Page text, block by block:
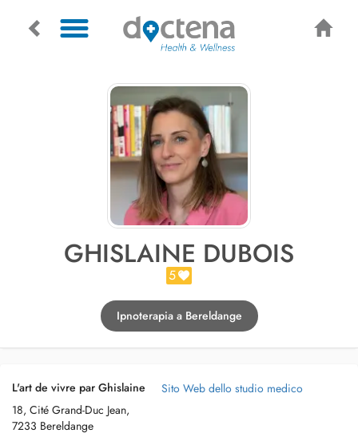
GHISLAINE DUBOIS
5
Ipnoterapia a Bereldange
L'art de vivre par Ghislaine
18, Cité Grand-Duc Jean,
7233 Bereldange
Sito Web dello studio medico